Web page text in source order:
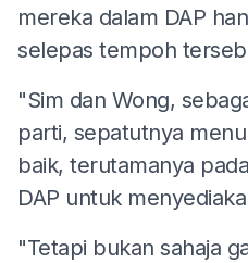
mereka dalam DAP
selepas tempoh
"Sim dan Wong,
parti, sepatutnya
baik, terutamanya
DAP untuk
"Tetapi bukan sahaja